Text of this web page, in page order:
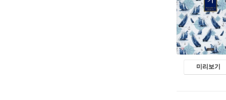
미리보기